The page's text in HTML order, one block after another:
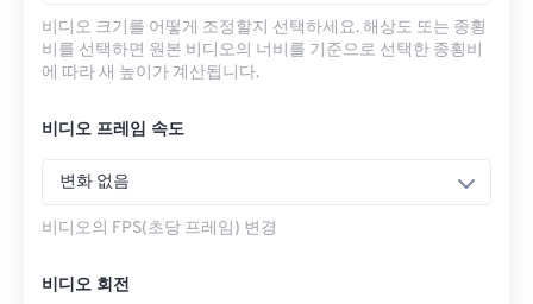
비디오 크기를 어떻게 조정할지 선택하세요. 해상도 또는 종횡
비를 선택하면 원본 비디오의 너비를 기준으로 선택한 종횡비
에 따라 새 높이가 계산됩니다.
비디오 프레임 속도
변화 없음
비디오의 FPS(초당 프레임) 변경
비디오 회전